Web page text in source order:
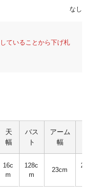
なし
ていることから下げ札
天
幅
バス
ト
アーム
幅
16c
m
128c
m
23cm